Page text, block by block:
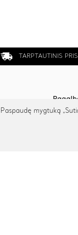
TARPTAUTINIS
mygtuką